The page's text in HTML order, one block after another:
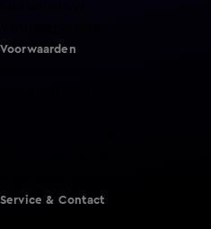
Voorwaarden
Service & Contact